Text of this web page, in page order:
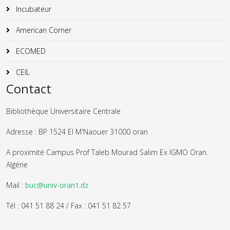
Incubateur
American Corner
ECOMED
CEIL
Contact
Bibliothèque Universitaire Centrale
Adresse : BP 1524 El M'Naouer 31000 oran
A proximité Campus Prof Taleb Mourad Salim Ex IGMO Oran.
Algérie
Mail : buc@univ-oran1.dz
Tél : 041 51 88 24 / Fax : 041 51 82 57